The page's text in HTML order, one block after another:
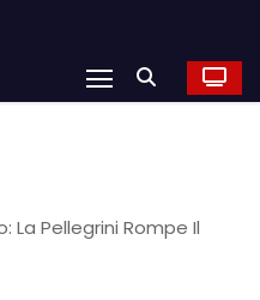
La Pellegrini Rompe Il